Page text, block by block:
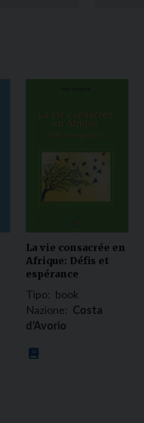
La vie consacrée en
Afrique: Défis et
espérance
Tipo: book
Nazione: Costa
d'Avorio